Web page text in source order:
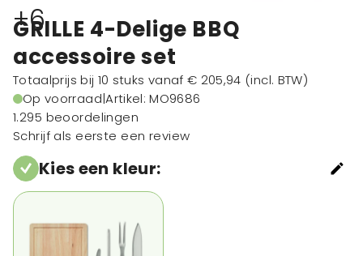
+6
GRILLE 4-Delige BBQ
accessoire set
Totaalprijs bij 10 stuks vanaf € 205,94 (incl. BTW)
Op voorraad|Artikel: MO9686
1.295 beoordelingen
Schrijf als eerste een review
Kies een kleur: